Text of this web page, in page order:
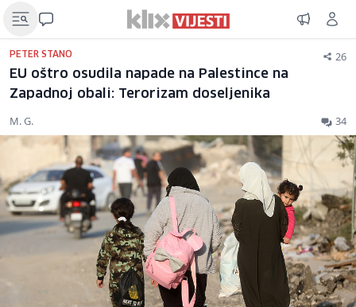
PETER STANO 26
EU oštro osudila napade na Palestince na
Zapadnoj obali: Terorizam doseljenika
M. G. 34